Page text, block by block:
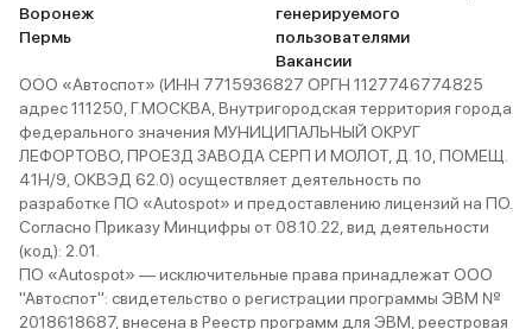
Воронеж
Пермь
генерируемого
пользователями
Вакансии
ООО «Автоспот» (ИНН 7715936827 ОРГН 1127746774825
адрес 111250, Г.МОСКВА, Внутригородская территория города
федерального значения МУНИЦИПАЛЬНЫЙ ОКРУГ
ЛЕФОРТОВО, ПРОЕЗД ЗАВОДА СЕРП И МОЛОТ, Д. 10, ПОМЕЩ.
41Н/9, ОКВЭД 62.0) осуществляет деятельность по
разработке ПО «Autospot» и предоставлению лицензий на ПО.
Согласно Приказу Минцифры от 08.10.22, вид деятельности
(код): 2.01.
ПО «Autospot» — исключительные права принадлежат ООО
"Автоспот": свидетельство о регистрации программы ЭВМ №
2018618687, внесена в Реестр программ для ЭВМ, реестровая